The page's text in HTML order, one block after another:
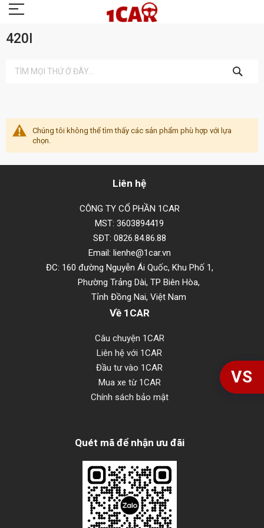
420I
KIẾM
Chúng tôi không thể tìm thấy các sản phẩm phù hợp với lựa
chọn.
Liên hệ
CÔNG TY CỔ PHẦN 1CAR
MST: 3603894419
SĐT: 0826.84.86.88
Email: lienhe@1car.vn
ĐC: 160 đường Nguyễn Ái Quốc, Khu Phố 1,
Phường Trảng Dài, TP Biên Hòa,
Tỉnh Đồng Nai, Việt Nam
Về 1CAR
Câu chuyện 1CAR
Liên hệ với 1CAR
Đầu tư vào 1CAR
Mua xe từ 1CAR
Chính sách bảo mật
Quét mã để nhận ưu đãi
VS